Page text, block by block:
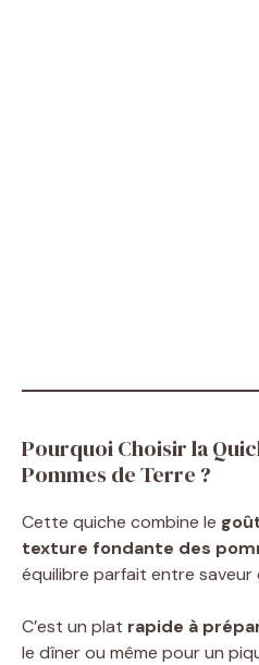
Pourquoi Choisir la
Pommes de Terre ?
Cette quiche combine le
texture fondante des
équilibre parfait entre saveur
C’est un plat rapide à
le dîner ou même pour un